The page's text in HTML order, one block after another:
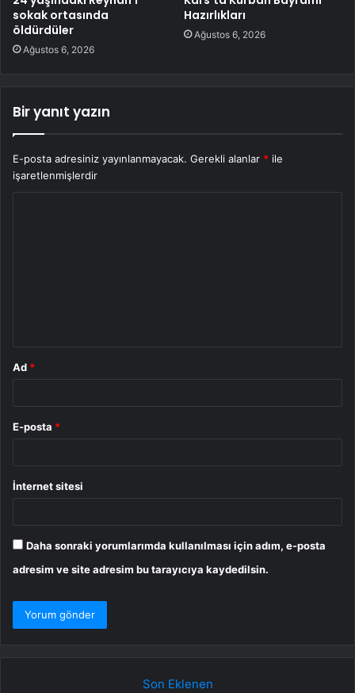
sokak ortasında
öldürdüler
Ağustos 6, 2026
Hazırlıkları
Ağustos 6, 2026
Bir yanıt yazın
E-posta adresiniz yayınlanmayacak. Gerekli alanlar * ile
işaretlenmişlerdir
Ad *
E-posta *
İnternet sitesi
Daha sonraki yorumlarımda kullanılması için adım, e-posta
adresim ve site adresim bu tarayıcıya kaydedilsin.
Son Eklenen